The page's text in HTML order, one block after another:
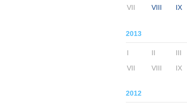
VII VIII IX
2013
I II III
VII
VIII IX
2012